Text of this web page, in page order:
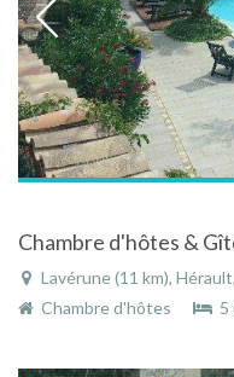
Lavérune (11 km), Hérault,
Chambre d'hôtes
5